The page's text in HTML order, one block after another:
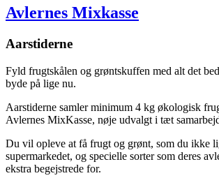
Avlernes Mixkasse
Aarstiderne
Fyld frugtskålen og grøntskuffen med alt det
byde på lige nu.
Aarstiderne samler minimum 4 kg økologisk
Avlernes MixKasse, nøje udvalgt i tæt
Du vil opleve at få frugt og grønt, som du ikke
supermarkedet, og specielle sorter som deres
ekstra begejstrede for.